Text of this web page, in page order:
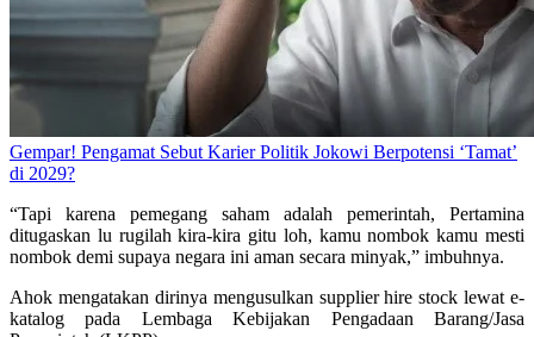
Gempar! Pengamat Sebut Karier Politik Jokowi Berpotensi ‘Tamat’
di 2029?
“Tapi karena pemegang saham adalah pemerintah, Pertamina
ditugaskan lu rugilah kira-kira gitu loh, kamu nombok kamu mesti
nombok demi supaya negara ini aman secara minyak,” imbuhnya.
Ahok mengatakan dirinya mengusulkan supplier hire stock lewat e-
katalog pada Lembaga Kebijakan Pengadaan Barang/Jasa